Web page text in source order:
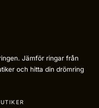
Jämför ringar från
och hitta din drömring